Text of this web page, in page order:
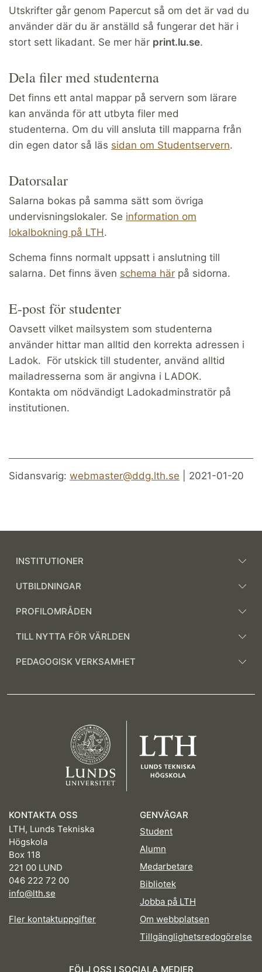
Utskrifter går genom Papercut så om det är vad du
använder där du är anställd så fungerar det här i
stort sett likadant. Se mer här print.lu.se.
Dela filer med studenterna
Det finns ett antal mappar på servern som lärare
kan använda för att utbyta filer med
studenterna. Om du vill ansluta till mapparna från
din egen dator så läs sidan om Studentservern.
Datorsalar
Salarna bokas på samma sätt som övriga
undervisningslokaler. Se information om
lokalbokning på LTH.
Schema finns normalt uppsatt i anslutning till
salarna. Det finns även schema här på sidorna.
E-post för studenter
Oavsett vilket mailsystem som studenterna
använder hittar man alltid den korrekta adressen i
Ladok. För utskick till studenter, använd alltid
mailadresserna som är angivna i LADOK.
Kontakta om nödvändigt Ladokadminstratör på
institutionen.
Sidansvarig: webmaster@ddg.lth.se | 2021-01-20
INSTITUTIONER
UTBILDNINGAR
PROFILOMRÅDEN
TILL NYTTA FÖR VÄRLDEN
PEDAGOGISK VERKSAMHET
KONTAKTA OSS
LTH, Lunds Tekniska
Högskola
Box 118
221 00 LUND
046 222 72 00
info@lth.se
Fler kontaktuppgifter
GENVÄGAR
Student
Alumn
Medarbetare
Bibliotek
Jobba på LTH
Om webbplatsen
Tillgänglighetsredogörelse
FÖLJ OSS I SOCIALA MEDIER